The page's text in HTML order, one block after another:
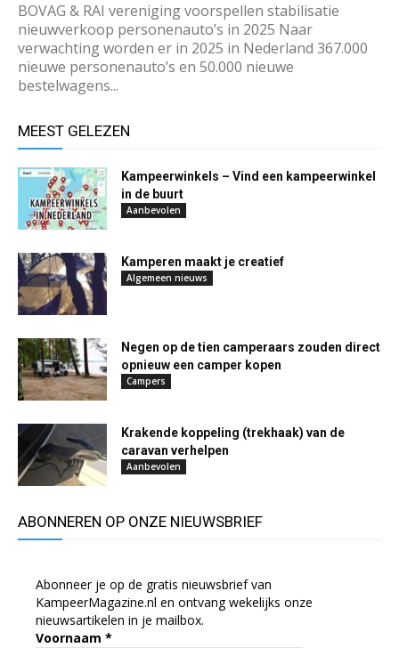
BOVAG & RAI vereniging voorspellen stabilisatie
nieuwverkoop personenauto’s in 2025 Naar
verwachting worden er in 2025 in Nederland 367.000
nieuwe personenauto’s en 50.000 nieuwe
bestelwagens...
MEEST GELEZEN
Kampeerwinkels – Vind een kampeerwinkel
in de buurt
Aanbevolen
Kamperen maakt je creatief
Algemeen nieuws
Negen op de tien camperaars zouden direct
opnieuw een camper kopen
Campers
Krakende koppeling (trekhaak) van de
caravan verhelpen
Aanbevolen
ABONNEREN OP ONZE NIEUWSBRIEF
Abonneer je op de gratis nieuwsbrief van
KampeerMagazine.nl en ontvang wekelijks onze
nieuwsartikelen in je mailbox.
Voornaam *